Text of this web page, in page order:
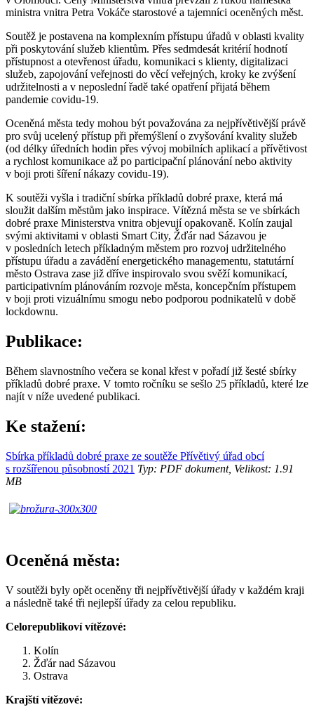
ministra vnitra Petra Vokáče starostové a tajemníci oceněných měst.
Soutěž je postavena na komplexním přístupu úřadů v oblasti kvality
při poskytování služeb klientům. Přes sedmdesát kritérií hodnotí
přístupnost a otevřenost úřadu, komunikaci s klienty, digitalizaci
služeb, zapojování veřejnosti do věcí veřejných, kroky ke zvýšení
udržitelnosti a v neposlední řadě také opatření přijatá během
pandemie covidu-19.
Oceněná města tedy mohou být považována za nejpřívětivější právě
pro svůj ucelený přístup při přemýšlení o zvyšování kvality služeb
(od délky úředních hodin přes vývoj mobilních aplikací a přívětivost
a rychlost komunikace až po participační plánování nebo aktivity
v boji proti šíření nákazy covidu-19).
K soutěži vyšla i tradiční sbírka příkladů dobré praxe, která má
sloužit dalším městům jako inspirace. Vítězná města se ve sbírkách
dobré praxe Ministerstva vnitra objevují opakovaně. Kolín zaujal
svými aktivitami v oblasti Smart City, Žďár nad Sázavou je
v posledních letech příkladným městem pro rozvoj udržitelného
přístupu úřadu a zavádění energetického managementu, statutární
město Ostrava zase již dříve inspirovalo svou svěží komunikací,
participativním plánováním rozvoje města, koncepčním přístupem
v boji proti vizuálnímu smogu nebo podporou podnikatelů v době
lockdownu.
Publikace:
Během slavnostního večera se konal křest v pořadí již šesté sbírky
příkladů dobré praxe. V tomto ročníku se sešlo 25 příkladů, které lze
najít v níže uvedené publikaci.
Ke stažení:
Sbírka příkladů dobré praxe ze soutěže Přívětivý úřad obcí
s rozšířenou působností 2021 Typ: PDF dokument, Velikost: 1.91
MB
Oceněná města:
V soutěži byly opět oceněny tři nejpřívětivější úřady v každém kraji
a následně také tři nejlepší úřady za celou republiku.
Celorepublikoví vítězové:
Kolín
Žďár nad Sázavou
Ostrava
Krajští vítězové: